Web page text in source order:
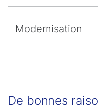
Modernisation
De bonnes